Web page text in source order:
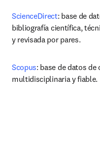
ScienceDirect: base de
bibliografía científica,
y revisada por pares.
Scopus: base de datos
multidisciplinaria y fiable.